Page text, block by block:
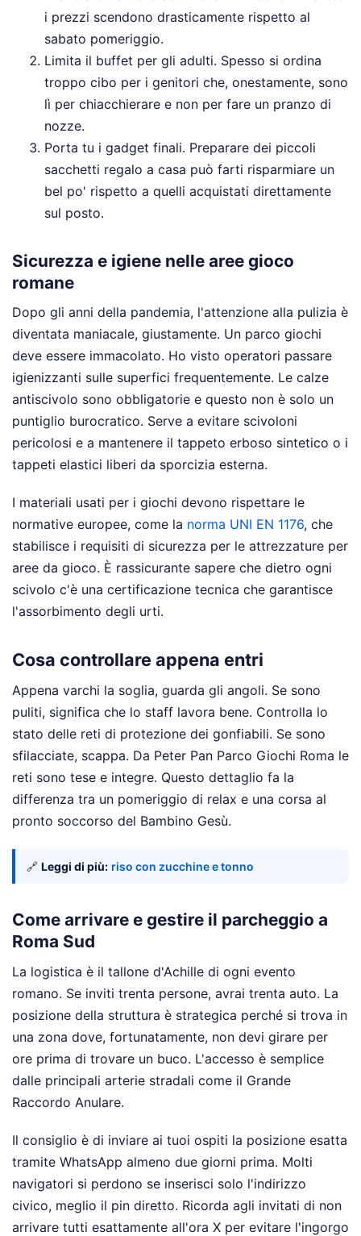
i prezzi scendono drasticamente rispetto al
sabato pomeriggio.
Limita il buffet per gli adulti. Spesso si ordina
troppo cibo per i genitori che, onestamente, sono
lì per chiacchierare e non per fare un pranzo di
nozze.
Porta tu i gadget finali. Preparare dei piccoli
sacchetti regalo a casa può farti risparmiare un
bel po' rispetto a quelli acquistati direttamente
sul posto.
Sicurezza e igiene nelle aree gioco
romane
Dopo gli anni della pandemia, l'attenzione alla pulizia è
diventata maniacale, giustamente. Un parco giochi
deve essere immacolato. Ho visto operatori passare
igienizzanti sulle superfici frequentemente. Le calze
antiscivolo sono obbligatorie e questo non è solo un
puntiglio burocratico. Serve a evitare scivoloni
pericolosi e a mantenere il tappeto erboso sintetico o i
tappeti elastici liberi da sporcizia esterna.
I materiali usati per i giochi devono rispettare le
normative europee, come la norma UNI EN 1176, che
stabilisce i requisiti di sicurezza per le attrezzature per
aree da gioco. È rassicurante sapere che dietro ogni
scivolo c'è una certificazione tecnica che garantisce
l'assorbimento degli urti.
Cosa controllare appena entri
Appena varchi la soglia, guarda gli angoli. Se sono
puliti, significa che lo staff lavora bene. Controlla lo
stato delle reti di protezione dei gonfiabili. Se sono
sfilacciate, scappa. Da Peter Pan Parco Giochi Roma le
reti sono tese e integre. Questo dettaglio fa la
differenza tra un pomeriggio di relax e una corsa al
pronto soccorso del Bambino Gesù.
🔗 Leggi di più: riso con zucchine e tonno
Come arrivare e gestire il parcheggio a
Roma Sud
La logistica è il tallone d'Achille di ogni evento
romano. Se inviti trenta persone, avrai trenta auto. La
posizione della struttura è strategica perché si trova in
una zona dove, fortunatamente, non devi girare per
ore prima di trovare un buco. L'accesso è semplice
dalle principali arterie stradali come il Grande
Raccordo Anulare.
Il consiglio è di inviare ai tuoi ospiti la posizione esatta
tramite WhatsApp almeno due giorni prima. Molti
navigatori si perdono se inserisci solo l'indirizzo
civico, meglio il pin diretto. Ricorda agli invitati di non
arrivare tutti esattamente all'ora X per evitare l'ingorgo